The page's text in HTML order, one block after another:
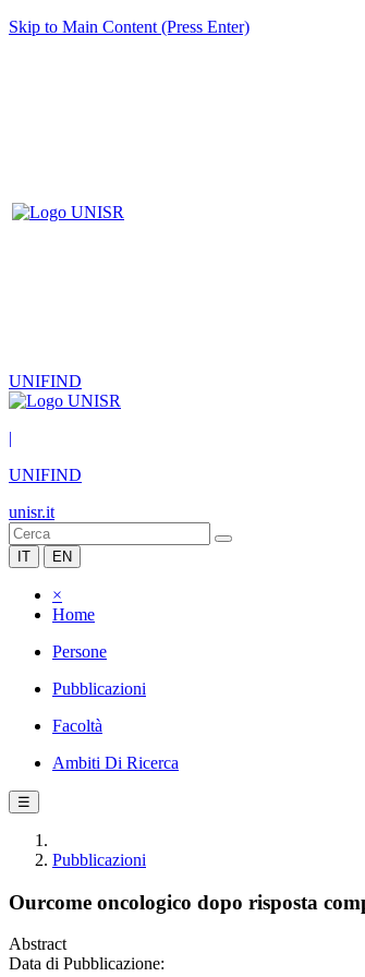
Skip to Main Content (Press Enter)
UNIFIND
|
UNIFIND
unisr.it
IT EN
×
Home
Persone
Pubblicazioni
Facoltà
Ambiti Di Ricerca
☰
Pubblicazioni
Ourcome oncologico dopo risposta
Abstract
Data di Pubblicazione: